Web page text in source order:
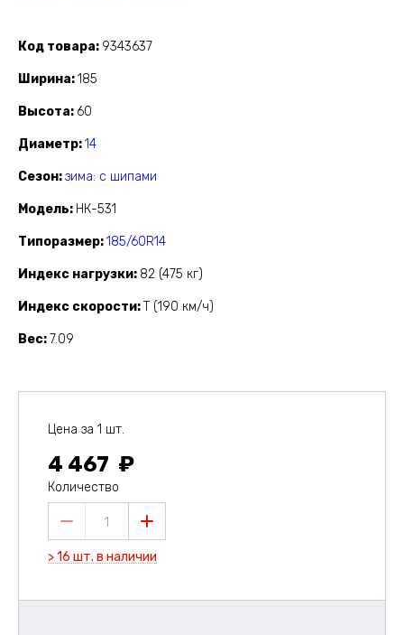
Код товара 9343637
Ширина 185
Высота 60
Диаметр 14
Сезон зима: с шипами
Модель НК-531
Типоразмер 185/60R14
Индекс нагрузки 82 (475 кг)
Индекс скорости T (190 км/ч)
Вес 7.09
Цена за 1 шт.
4 467
Количество
1
> 16 шт. в наличии